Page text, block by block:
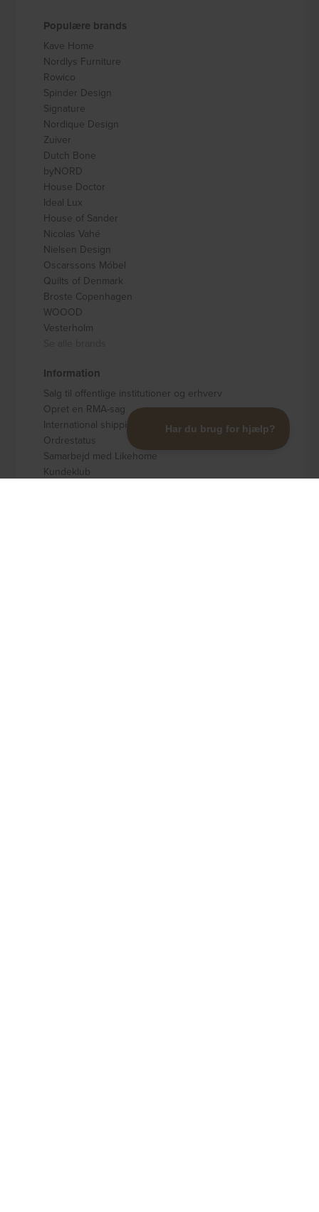
Populære brands
Kave Home
Nordlys Furniture
Rowico
Spinder Design
Signature
Nordique Design
Zuiver
Dutch Bone
byNORD
House Doctor
Ideal Lux
House of Sander
Nicolas Vahé
Nielsen Design
Oscarssons Móbel
Quilts of Denmark
Broste Copenhagen
WOOOD
Vesterholm
Information
Salg til offentlige institutioner og erhverv
Opret en RMA-sag
International shipping
Ordrestatus
Samarbejd med Likehome
Kundeklub